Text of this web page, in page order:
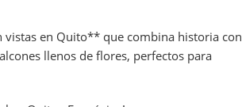
vistas en Quito** que combina historia con
llenos de flores, perfectos para